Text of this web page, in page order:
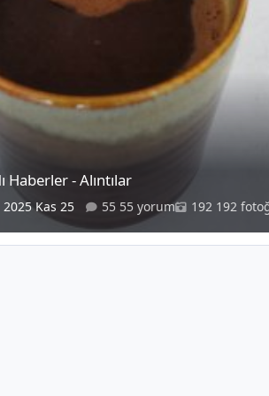
Haberler - Alıntılar
2025Kas 25 55 yorum 192